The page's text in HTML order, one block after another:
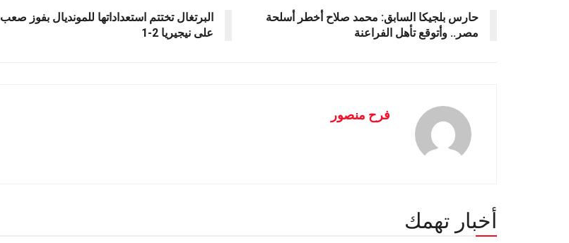
حارس بلجيكا السابق: محمد صلاح أخطر أسلحة
مصر.. وأتوقع تأهل الفراعنة
البرتغال تختتم استعداداتها للمونديال بفوز صعب
على نيجيريا 2-1
فرح منصور
أخبار تهمك